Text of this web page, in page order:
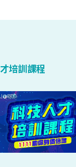
培訓課程